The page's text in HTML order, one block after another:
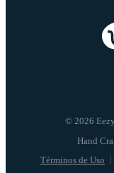
© 2026
Términos de Uso